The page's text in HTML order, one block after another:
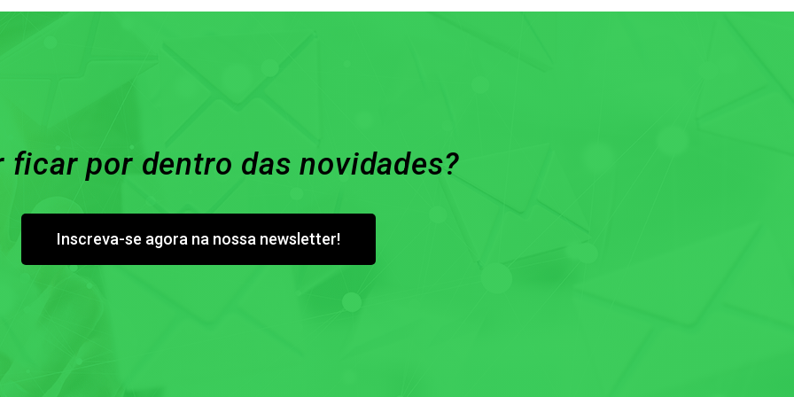
ficar por dentro das novidades?
Inscreva-se agora na nossa newsletter!